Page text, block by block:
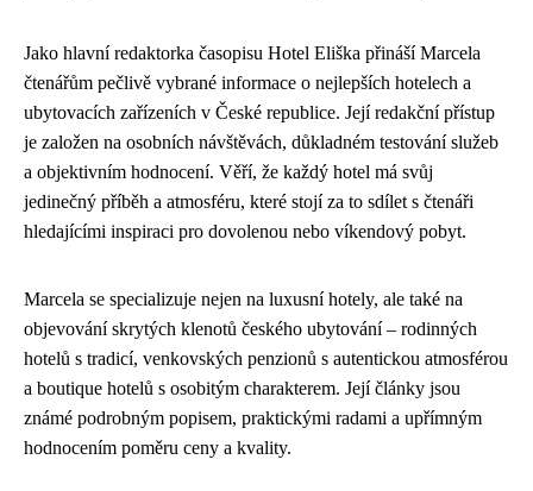
Jako hlavní redaktorka časopisu Hotel Eliška přináší Marcela
čtenářům pečlivě vybrané informace o nejlepších hotelech a
ubytovacích zařízeních v České republice. Její redakční přístup
je založen na osobních návštěvách, důkladném testování služeb
a objektivním hodnocení. Věří, že každý hotel má svůj
jedinečný příběh a atmosféru, které stojí za to sdílet s čtenáři
hledajícími inspiraci pro dovolenou nebo víkendový pobyt.
Marcela se specializuje nejen na luxusní hotely, ale také na
objevování skrytých klenotů českého ubytování – rodinných
hotelů s tradicí, venkovských penzionů s autentickou atmosférou
a boutique hotelů s osobitým charakterem. Její články jsou
známé podrobným popisem, praktickými radami a upřímným
hodnocením poměru ceny a kvality.